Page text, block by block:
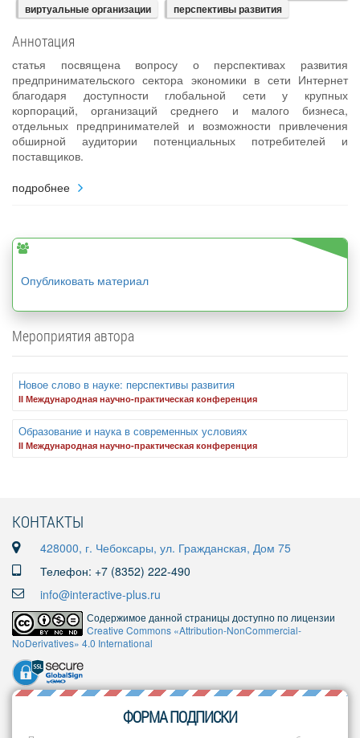
виртуальные организации
перспективы развития
Аннотация
статья посвящена вопросу о перспективах развития
предпринимательского сектора экономики в сети Интернет
благодаря доступности глобальной сети у крупных
корпораций, организаций среднего и малого бизнеса,
отдельных предпринимателей и возможности привлечения
обширной аудитории потенциальных потребителей и
поставщиков.
подробнее
Опубликовать материал
Мероприятия автора
Новое слово в науке: перспективы развития
II Международная научно-практическая конференция
Образование и наука в современных условиях
II Международная научно-практическая конференция
КОНТАКТЫ
428000, г. Чебоксары, ул. Гражданская, Дом 75
Телефон: +7 (8352) 222-490
info@interactive-plus.ru
Содержимое данной страницы доступно по лицензии
Creative Commons «Attribution-NonCommercial-
NoDerivatives» 4.0 International
ФОРМА ПОДПИСКИ